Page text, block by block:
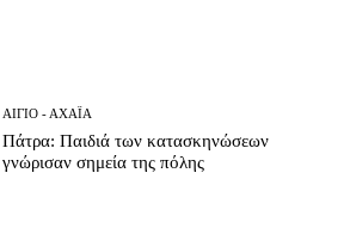
ΑΊΓΙΟ - ΑΧΑΪ́Α
Πάτρα: Παιδιά των κατασκηνώσεων
γνώρισαν σημεία της πόλης